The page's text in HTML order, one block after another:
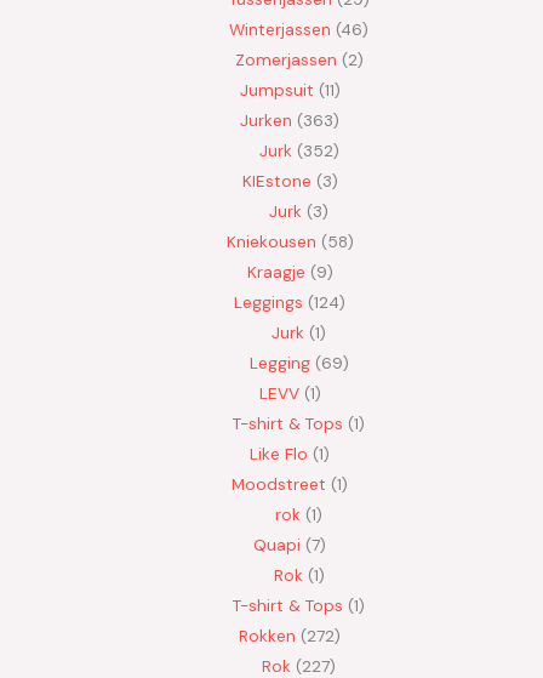
Winterjassen 46
Zomerjassen 2
Jumpsuit 11
Jurken 363
Jurk 352
KIEstone 3
Jurk 3
Kniekousen 58
Kraagje 9
Leggings 124
Jurk 1
Legging 69
LEVV 1
T-shirt & Tops 1
Like Flo 1
Moodstreet 1
rok 1
Quapi 7
Rok 1
T-shirt & Tops 1
Rokken 272
Rok 227